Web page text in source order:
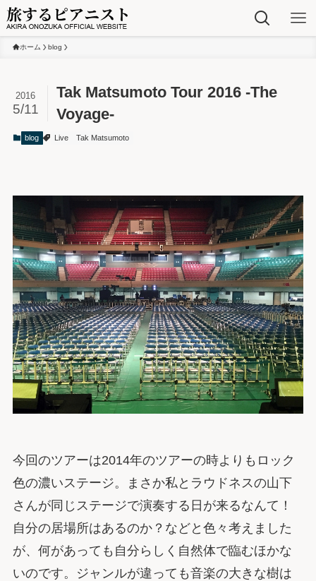
ホーム blog
Tak Matsumoto Tour 2016 -The
Voyage-
2016
5/11
blog Live Tak Matsumoto
今回のツアーは2014年のツアーの時よりもロック
色の濃いステージ。まさか私とラウドネスの山下
さんが同じステージで演奏する日が来るなんて！
自分の居場所はあるのか？などと色々考えました
が、何があっても自分らしく自然体で臨むほかな
いのです。ジャンルが違っても音楽の大きな樹は